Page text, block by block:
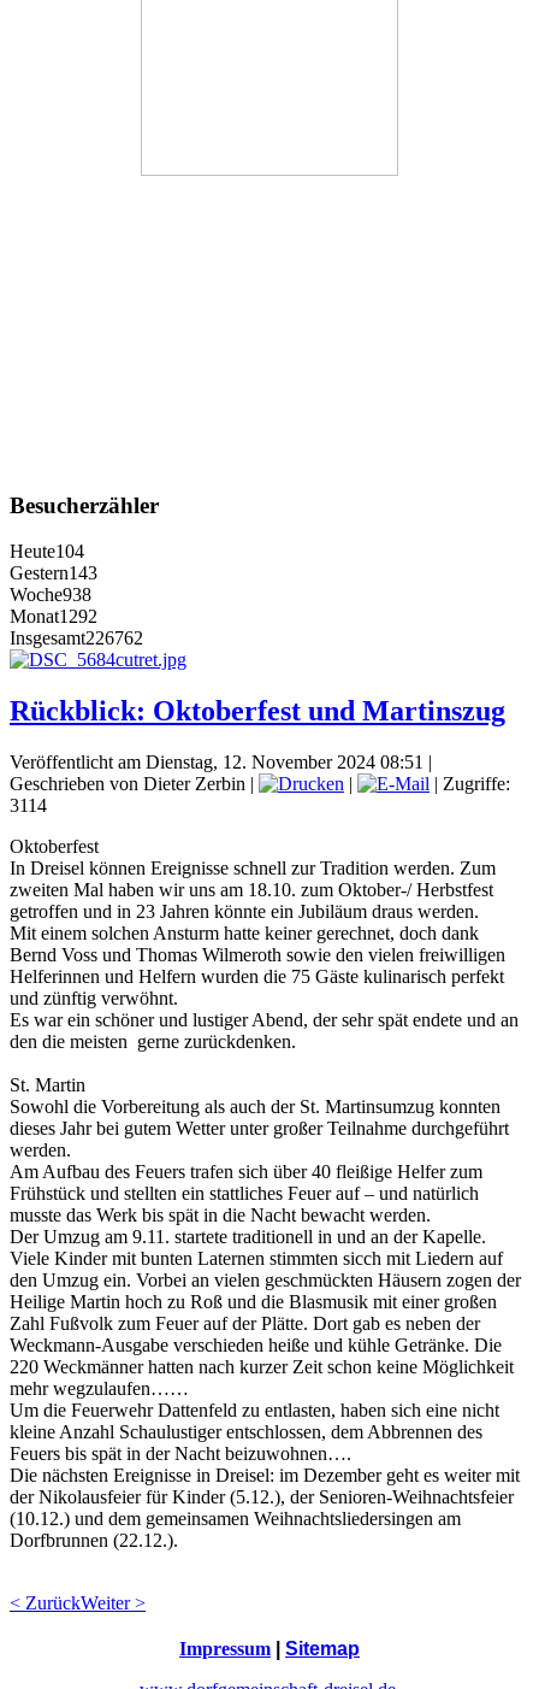
Besucherzähler
Heute104
Gestern143
Woche938
Monat1292
Insgesamt226762
Rückblick: Oktoberfest und Martinszug
Veröffentlicht am Dienstag, 12. November 2024 08:51 |
Geschrieben von Dieter Zerbin | |
| Zugriffe:
3114
Oktoberfest
In Dreisel können Ereignisse schnell zur Tradition werden. Zum
zweiten Mal haben wir uns am 18.10. zum Oktober-/ Herbstfest
getroffen und in 23 Jahren könnte ein Jubiläum draus werden.
Mit einem solchen Ansturm hatte keiner gerechnet, doch dank
Bernd Voss und Thomas Wilmeroth sowie den vielen freiwilligen
Helferinnen und Helfern wurden die 75 Gäste kulinarisch perfekt
und zünftig verwöhnt.
Es war ein schöner und lustiger Abend, der sehr spät endete und an
den die meisten gerne zurückdenken.
St. Martin
Sowohl die Vorbereitung als auch der St. Martinsumzug konnten
dieses Jahr bei gutem Wetter unter großer Teilnahme durchgeführt
werden.
Am Aufbau des Feuers trafen sich über 40 fleißige Helfer zum
Frühstück und stellten ein stattliches Feuer auf – und natürlich
musste das Werk bis spät in die Nacht bewacht werden.
Der Umzug am 9.11. startete traditionell in und an der Kapelle.
Viele Kinder mit bunten Laternen stimmten sicch mit Liedern auf
den Umzug ein. Vorbei an vielen geschmückten Häusern zogen der
Heilige Martin hoch zu Roß und die Blasmusik mit einer großen
Zahl Fußvolk zum Feuer auf der Plätte. Dort gab es neben der
Weckmann-Ausgabe verschieden heiße und kühle Getränke. Die
220 Weckmänner hatten nach kurzer Zeit schon keine Möglichkeit
mehr wegzulaufen……
Um die Feuerwehr Dattenfeld zu entlasten, haben sich eine nicht
kleine Anzahl Schaulustiger entschlossen, dem Abbrennen des
Feuers bis spät in der Nacht beizuwohnen….
Die nächsten Ereignisse in Dreisel: im Dezember geht es weiter mit
der Nikolausfeier für Kinder (5.12.), der Senioren-Weihnachtsfeier
(10.12.) und dem gemeinsamen Weihnachtsliedersingen am
Dorfbrunnen (22.12.).
< ZurückWeiter >
Impressum
Sitemap